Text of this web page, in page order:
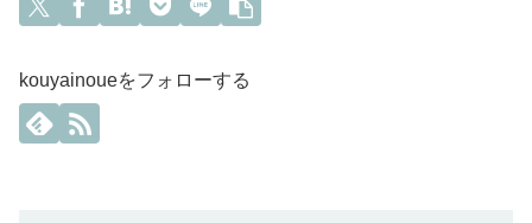
kouyainoueをフォローする